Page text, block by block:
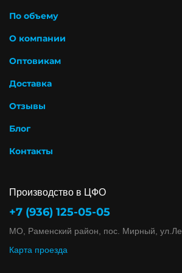
По объему
О компании
Оптовикам
Доставка
Отзывы
Блог
Контакты
Производство в ЦФО
+7 (936) 125-05-05
МО, Раменский район, пос. Мирный,
Карта проезда